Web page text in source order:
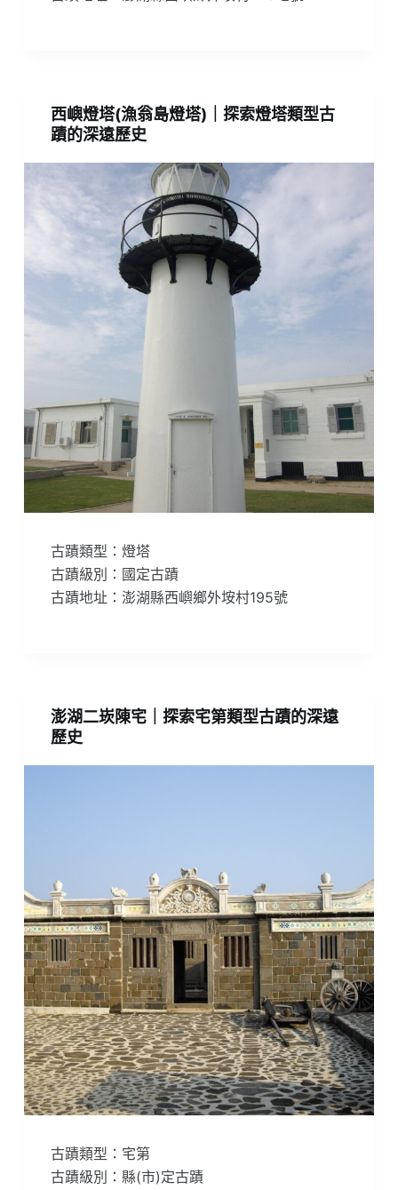
西嶼燈塔(漁翁島燈塔)｜探索燈塔類型古
蹟的深遠歷史
古蹟類型：燈塔
古蹟級別：國定古蹟
古蹟地址：澎湖縣西嶼鄉外垵村195號
澎湖二崁陳宅｜探索宅第類型古蹟的深遠
歷史
古蹟類型：宅第
古蹟級別：縣(市)定古蹟